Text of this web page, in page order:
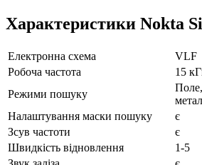
Характеристики Nokta
Електронна схема
VLF
Робоча частота
15
Режими пошуку
Налаштування маски пошуку
є
Зсув частоти
є
Швидкість відновлення
1-5